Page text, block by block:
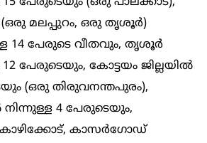
(ഒരു മലപ്പുറം, ഒരു തൃശൂര്‍)
14 പേരുടെ വീതവും, തൃശൂര്‍
12 പേരുടെയും, കോട്ടയം ജില്ലയില്‍
(ഒരു തിരുവനന്തപുരം),
4 പേരുടെയും,
കാസര്‍ഗോഡ്